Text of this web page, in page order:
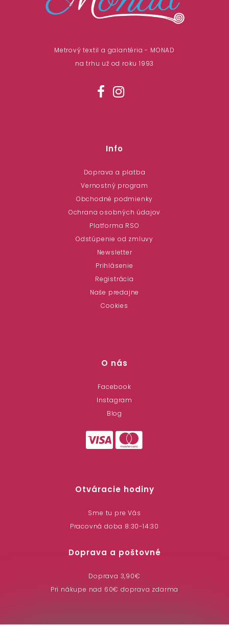
Metrový textil a galantéria - MONAD
na trhu už od roku 1993
Info
Doprava a platba
Vernostný program
Obchodné podmienky
Ochrana osobných údajov
Platforma RSO
Odstúpenie od zmluvy
Newsletter
Prihlásenie
Registrácia
Naše predajne
Cookies
O nás
Facebook
Instagram
Blog
Otváracie hodiny
Sme tu pre Vás
Pracovná doba 8:30-14:30
Doprava a poštovné
Doprava 3,90€
Pri nákupe nad 60€ doprava zdarma